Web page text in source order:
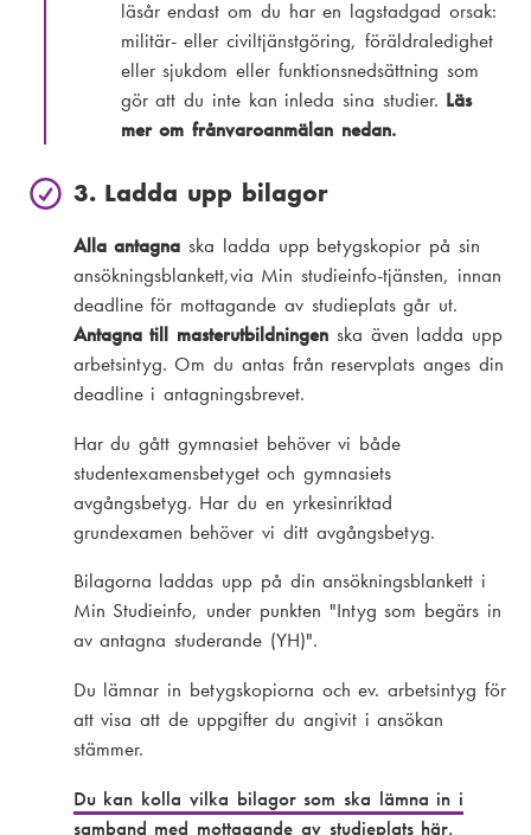
läsår endast om du har en lagstadgad orsak:
militär- eller civiltjänstgöring, föräldraledighet
eller sjukdom eller funktionsnedsättning som
gör att du inte kan inleda sina studier. Läs
mer om frånvaroanmälan nedan.
3. Ladda upp bilagor
Alla antagnaska ladda upp betygskopior på sin
ansökningsblankett,via Min studieinfo-tjänsten, innan
deadline för mottagande av studieplats går ut.
Antagna till masterutbildningen ska även ladda upp
arbetsintyg. Om du antas från reservplats anges din
deadline i antagningsbrevet.
Har du gått gymnasiet behöver vi både
studentexamensbetyget och gymnasiets
avgångsbetyg. Har du en yrkesinriktad
grundexamen behöver vi ditt avgångsbetyg.
Bilagorna laddas upp på din ansökningsblankett i
Min Studieinfo, under punkten "Intyg som begärs in
av antagna studerande (YH)".
Du lämnar in betygskopiorna och ev. arbetsintyg för
att visa att de uppgifter du angivit i ansökan
stämmer.
Du kan kolla vilka bilagor som ska lämna in i
samband med mottagande av studieplats här.